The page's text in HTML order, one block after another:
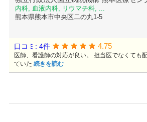
内科, 血液内科, リウマチ科, ...
熊本県熊本市中央区二の丸1-5
口コミ: 4件 4.75
医師、看護師の対応が良い。 担当医でなくても
ていた 続きを読む